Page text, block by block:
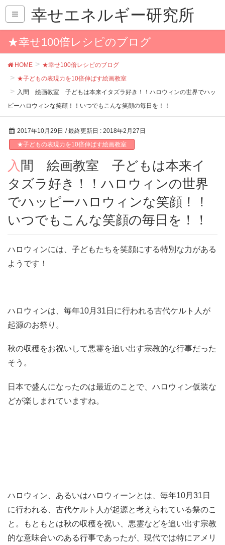
幸せエネルギー研究所
★幸せ100倍レシピのブログ
HOME
★幸せ100倍レシピのブログ
★子どもの表現力を10倍伸ばす絵画教室
入間 絵画教室 子どもは本来イタズラ好き！！ハロウィンの世界でハッ
ピーハロウィンな笑顔！！いつでもこんな笑顔の毎日を！！
2017年10月29日 / 最終更新日 : 2018年2月27日
★子どもの表現力を10倍伸ばす絵画教室
入間 絵画教室 子どもは本来イ
タズラ好き！！ハロウィンの世界
でハッピーハロウィンな笑顔！！
いつでもこんな笑顔の毎日を！！
ハロウィンには、子どもたちを笑顔にする特別な力がある
ようです！
ハロウィンは、毎年10月31日に行われる古代ケルト人が
起源のお祭り。
秋の収穫をお祝いして悪霊を追い出す宗教的な行事だった
そう。
日本で盛んになったのは最近のことで、ハロウィン仮装な
どが楽しまれていますね。
ハロウィン、あるいはハロウィーンとは、毎年10月31日
に行われる、古代ケルト人が起源と考えられている祭のこ
と。もともとは秋の収穫を祝い、悪霊などを追い出す宗教
的な意味合いのある行事であったが、現代では特にアメリ